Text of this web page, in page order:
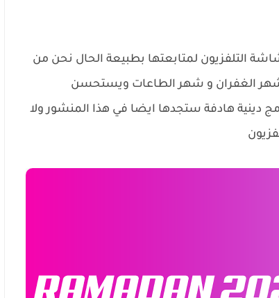
التلفزيون لمتابعتها بطبيعة الحال نحن من
الغفران و شهر الطاعات ويستحسن
دينية هادفة ستجدها ايضا في هذا المنشور ولا